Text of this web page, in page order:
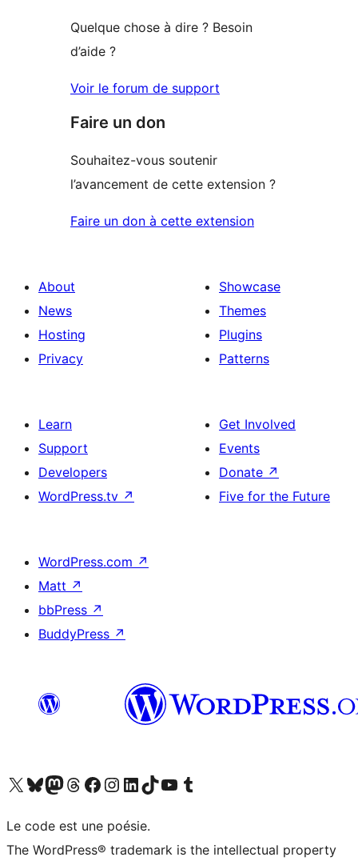
Quelque chose à dire ? Besoin
d’aide ?
Voir le forum de support
Faire un don
Souhaitez-vous soutenir
l’avancement de cette extension ?
Faire un don à cette extension
About
News
Hosting
Privacy
Showcase
Themes
Plugins
Patterns
Learn
Support
Developers
WordPress.tv ↗
Get Involved
Events
Donate ↗
Five for the Future
WordPress.com ↗
Matt ↗
bbPress ↗
BuddyPress ↗
Visit our X (formerly Twitter) account
Visitez notre compte Bluesky
Visit our Mastodon account
Visitez notre compte Threads
Visit our Facebook page
Visit our Instagram account
Visit our LinkedIn account
Visitez notre compte TikTok
Visit our YouTube channel
Visitez notre compte Tumblr
Le code est une poésie.
The WordPress® trademark is the intellectual property